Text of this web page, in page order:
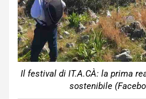
Il festival di IT.A.CÀ: la prima
sostenibile